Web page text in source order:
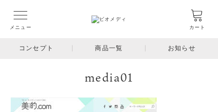
メニュー カート
コンセプト 商品一覧 お知らせ
media01